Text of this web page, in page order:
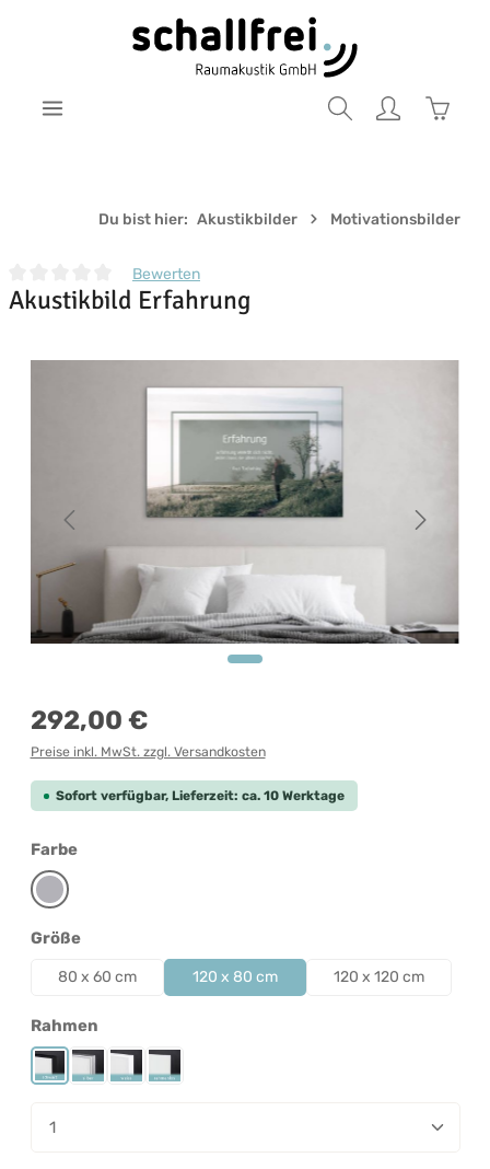
Zum Hauptinhalt springen
Du bist hier: Akustikbilder Motivationsbilder
Durchschnittliche Bewertung von 0 von 5 Sternen
Bewerten
Akustikbild Erfahrung
Regulärer Preis:
292,00 €
Preise inkl. MwSt. zzgl. Versandkosten
Sofort verfügbar, Lieferzeit: ca. 10 Werktage
Farbeauswählen
Grau
Größeauswählen
80 x 60 cm 120 x 80 cm 120 x 120 cm
Rahmenauswählen
Rahmen Schwarz
Rahmen Silber
Rahmen Weiß
Rahmenlos
Produkt Anzahl: Gib den gewünschten Wert ein